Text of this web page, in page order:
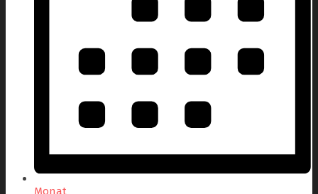
Monat